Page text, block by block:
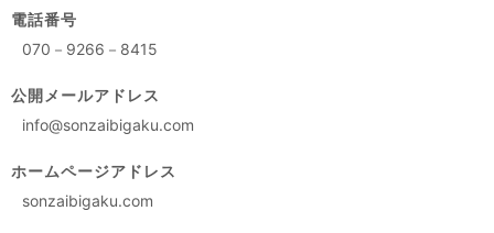
電話番号
070－9266－8415
公開メールアドレス
info@sonzaibigaku.com
ホームページアドレス
sonzaibigaku.com